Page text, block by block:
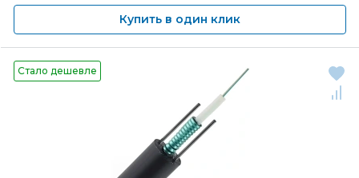
Купить в один клик
Стало дешевле